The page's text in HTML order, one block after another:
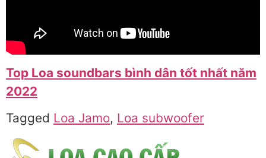
Top Loa soundbars bình dân tốt nhất năm
2022
Tagged Loa Jamo, Loa subwoofer